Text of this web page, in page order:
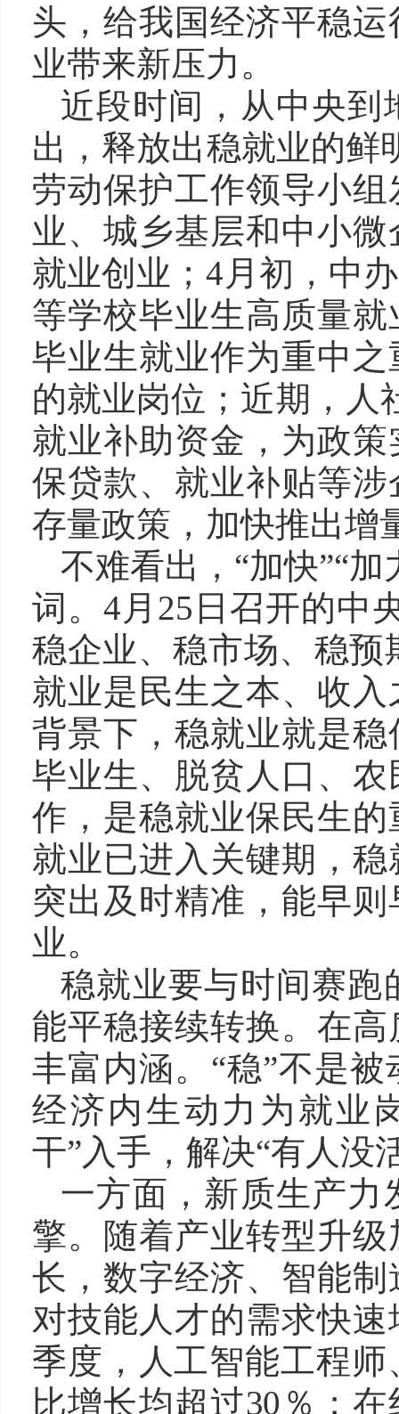
头，给我国经济平稳
业带来新压力。
近段时间，从中央到
出，释放出稳就业的鲜
劳动保护工作领导小
业、城乡基层和中小
就业创业；4月初，中
等学校毕业生高质量
毕业生就业作为重中
的就业岗位；近期，人
就业补助资金，为政
保贷款、就业补贴等
存量政策，加快推出增
不难看出，“加快”“
词。4月25日召开的中
稳企业、稳市场、稳预
就业是民生之本、收
背景下，稳就业就是
毕业生、脱贫人口、
作，是稳就业保民生
就业已进入关键期，
突出及时精准，能早
业。
稳就业要与时间赛跑
能平稳接续转换。在
丰富内涵。“稳”不是
经济内生动力为就业
干”入手，解决“有人没
一方面，新质生产力
擎。随着产业转型升
长，数字经济、智能
对技能人才的需求快
季度，人工智能工程
比增长均超过30％；